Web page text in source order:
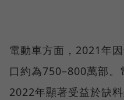
電動車方面，2021年
口約為750–800萬部
2022年顯著受益於缺